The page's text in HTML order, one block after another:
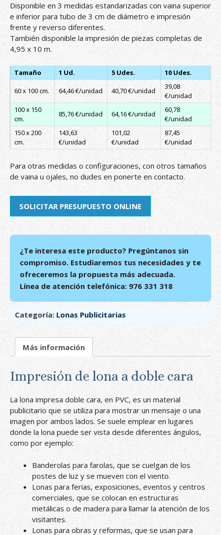
Disponible en 3 medidas estandarizadas con vaina superior
e inferior para tubo de 3 cm de diámetro e impresión
frente y reverso diferentes.
También disponible la impresión de piezas completas de
4,95 x 10 m.
Tamaño 1 Ud. 5 Udes. 10 Udes.
60 x 100 cm. 64,46 €/unidad 40,70 €/unidad
39,08
€/unidad
100 x 150
cm.
85,76 €/unidad 64,16 €/unidad
60,78
€/unidad
150 x 200
cm.
143,63
€/unidad
101,02
€/unidad
87,45
€/unidad
Para otras medidas o configuraciones, con otros tamaños
de vaina u ojales, no dudes en ponerte en contacto.
SOLICITAR PRESUPUESTO ONLINE
¿Te interesa este producto? Pregúntanos sin
compromiso. Estudiaremos tus necesidades y te
ofreceremos la propuesta más adecuada.
Línea de atención telefónica: 976 331 318
Categoría: Lonas Publicitarias
Más información
Impresión de lona a doble cara
La lona impresa doble cara, en PVC, es un material
publicitario que se utiliza para mostrar un mensaje o una
imagen por ambos lados. Se suele emplear en lugares
donde la lona puede ser vista desde diferentes ángulos,
como por ejemplo:
Banderolas para farolas, que se cuelgan de los
postes de luz y se mueven con el viento.
Lonas para ferias, exposiciones, eventos y centros
comerciales, que se colocan en estructuras
metálicas o de madera para llamar la atención de los
visitantes.
Lonas para obras y reformas, que se usan para